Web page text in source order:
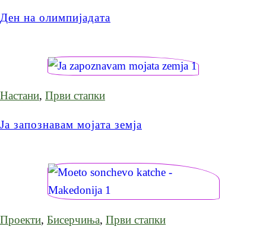
Ден на олимпијадата
Настани, Први стапки
Ја запознавам мојата земја
Проекти, Бисерчиња, Први стапки